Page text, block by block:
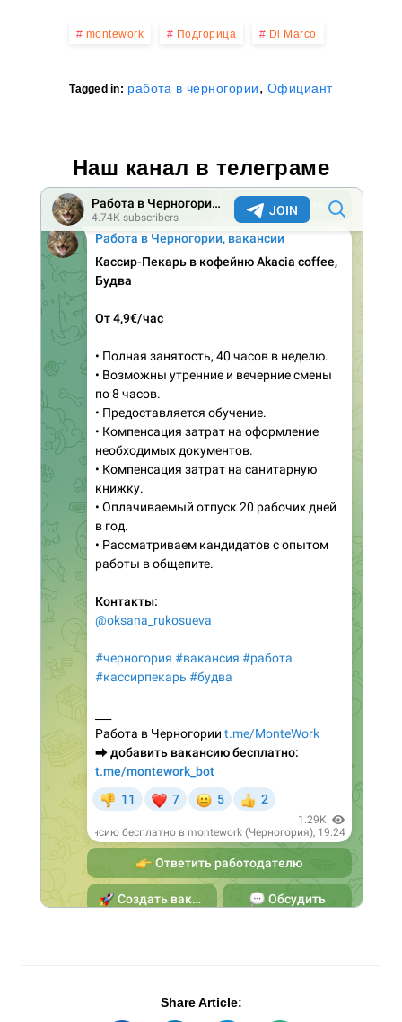
montework Подгорица Di Marco
Tagged in: работа в черногории, Официант
Наш канал в телеграме
Share Article: